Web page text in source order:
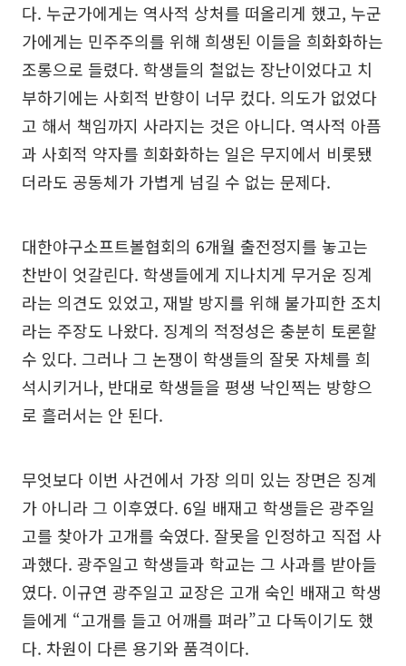
다. 누군가에게는 역사적 상처를 떠올리게 했고, 누군
가에게는 민주주의를 위해 희생된 이들을 희화화하는
조롱으로 들렸다. 학생들의 철없는 장난이었다고 치
부하기에는 사회적 반향이 너무 컸다. 의도가 없었다
고 해서 책임까지 사라지는 것은 아니다. 역사적 아픔
과 사회적 약자를 희화화하는 일은 무지에서 비롯됐
더라도 공동체가 가볍게 넘길 수 없는 문제다.
대한야구소프트볼협회의 6개월 출전정지를 놓고는
찬반이 엇갈린다. 학생들에게 지나치게 무거운 징계
라는 의견도 있었고, 재발 방지를 위해 불가피한 조치
라는 주장도 나왔다. 징계의 적정성은 충분히 토론할
수 있다. 그러나 그 논쟁이 학생들의 잘못 자체를 희
석시키거나, 반대로 학생들을 평생 낙인찍는 방향으
로 흘러서는 안 된다.
무엇보다 이번 사건에서 가장 의미 있는 장면은 징계
가 아니라 그 이후였다. 6일 배재고 학생들은 광주일
고를 찾아가 고개를 숙였다. 잘못을 인정하고 직접 사
과했다. 광주일고 학생들과 학교는 그 사과를 받아들
였다. 이규연 광주일고 교장은 고개 숙인 배재고 학생
들에게 “고개를 들고 어깨를 펴라”고 다독이기도 했
다. 차원이 다른 용기와 품격이다.